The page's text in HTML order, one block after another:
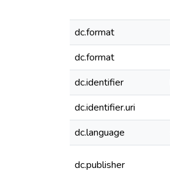
dc.format
dc.format
dc.identifier
dc.identifier.uri
dc.language
dc.publisher